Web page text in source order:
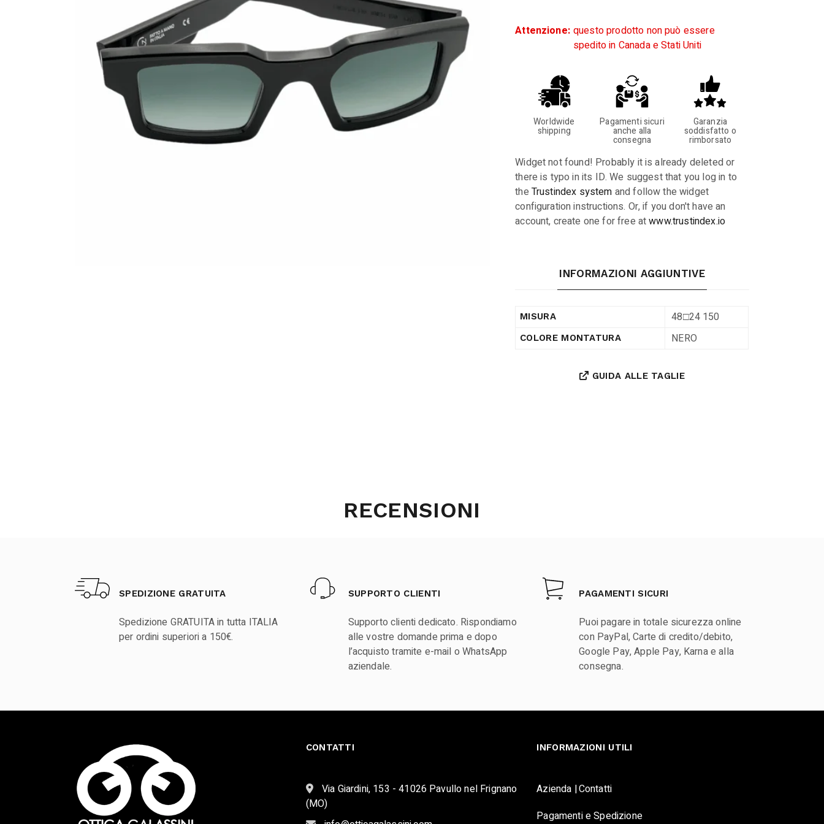
Attenzione: questo prodotto non può essere
spedito in Canada e Stati Uniti
Worldwide
shipping
Pagamenti sicuri
anche alla
consegna
Garanzia
soddisfatto o
rimborsato
Widget not found! Probably it is already deleted or
there is typo in its ID. We suggest that you log in to
the Trustindex system and follow the widget
configuration instructions. Or, if you don't have an
account, create one for free atwww.trustindex.io
INFORMAZIONI AGGIUNTIVE
MISURA 48□24 150
COLORE MONTATURA NERO
GUIDA ALLE TAGLIE
RECENSIONI
SPEDIZIONE GRATUITA
Spedizione GRATUITA in tutta ITALIA
per ordini superiori a 150€.
SUPPORTO CLIENTI
Supporto clienti dedicato. Rispondiamo
alle vostre domande prima e dopo
l’acquisto tramite e-mail o WhatsApp
aziendale.
PAGAMENTI SICURI
Puoi pagare in totale sicurezza online
con PayPal, Carte di credito/debito,
Google Pay, Apple Pay, Karna e alla
consegna.
CONTATTI
Via Giardini, 153 - 41026 Pavullo nel Frignano
(MO)
INFORMAZIONI UTILI
Azienda |Contatti
Pagamenti e Spedizione